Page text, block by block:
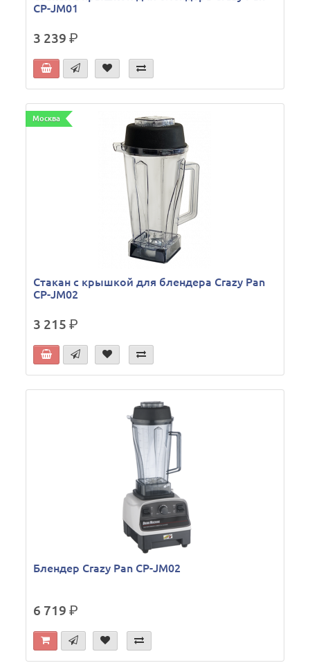
CP-JM01
3 239р.
Москва
Стакан с крышкой для блендера Crazy Pan
CP-JM02
3 215р.
Блендер Crazy Pan CP-JM02
6 719р.